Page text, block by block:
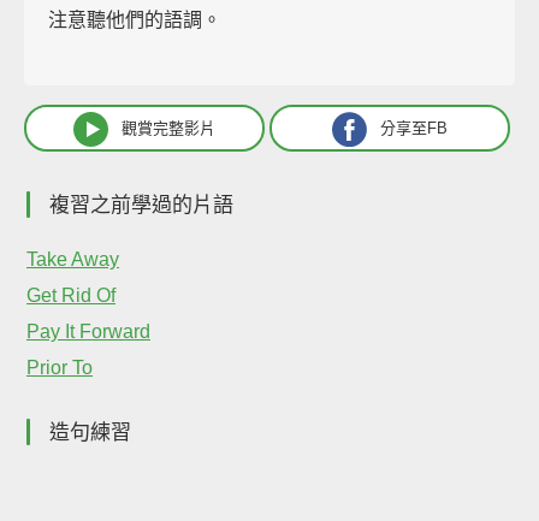
注意聽他們的語調。
觀賞完整影片 分享至FB
複習之前學過的片語
Take Away
Get Rid Of
Pay It Forward
Prior To
造句練習